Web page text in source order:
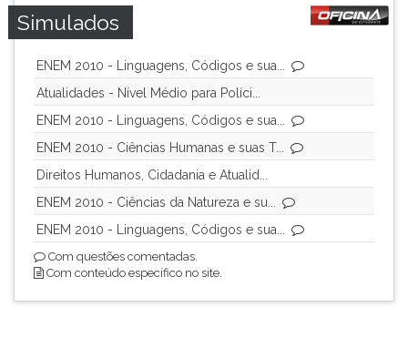
Simulados
ENEM 2010 - Linguagens, Códigos e sua...
Atualidades - Nível Médio para Políci...
ENEM 2010 - Linguagens, Códigos e sua...
ENEM 2010 - Ciências Humanas e suas T...
Direitos Humanos, Cidadania e Atualid...
ENEM 2010 - Ciências da Natureza e su...
ENEM 2010 - Linguagens, Códigos e sua...
Com questões comentadas.
Com conteúdo específico no site.